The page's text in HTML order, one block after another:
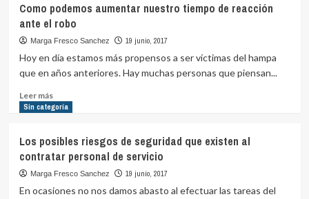
Como podemos aumentar nuestro tiempo de reacción
ante el robo
Marga Fresco Sanchez 19 junio, 2017
Hoy en día estamos más propensos a ser víctimas del hampa
que en años anteriores. Hay muchas personas que piensan...
Leer másLeer
más
podemos
aumentar
nuestro
tiempo
Sin categoría
Los posibles riesgos de seguridad que existen al
contratar personal de servicio
Marga Fresco Sanchez 19 junio, 2017
En ocasiones no nos damos abasto al efectuar las tareas del